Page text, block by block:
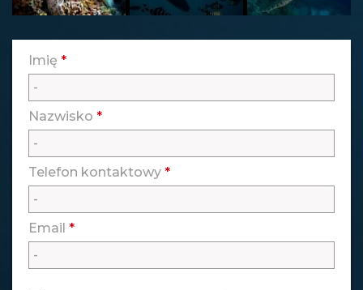
Imię *
Nazwisko *
Telefon kontaktowy *
Email *